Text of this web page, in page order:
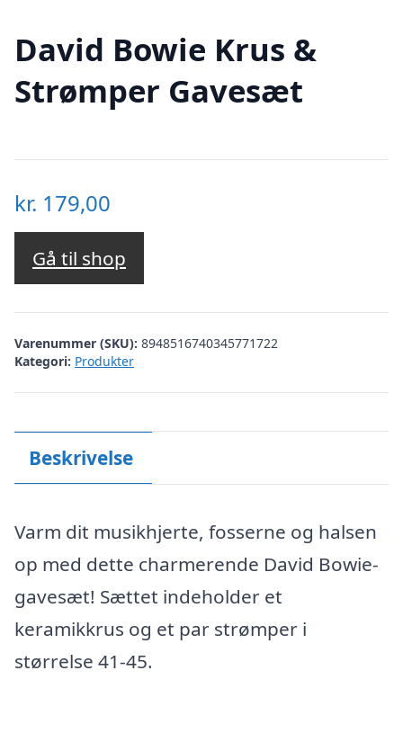
David Bowie Krus &
Strømper Gavesæt
kr. 179,00
Gå til shop
Varenummer (SKU): 8948516740345771722
Kategori: Produkter
Beskrivelse
Varm dit musikhjerte, fosserne og halsen
op med dette charmerende David Bowie-
gavesæt! Sættet indeholder et
keramikkrus og et par strømper i
størrelse 41-45.